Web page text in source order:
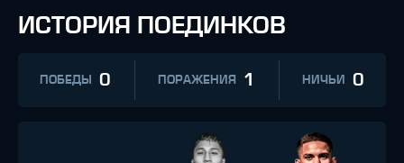
ИСТОРИЯ ПОЕДИНКОВ
ПОБЕДЫ 0 ПОРАЖЕНИЯ 1 НИЧЬИ 0